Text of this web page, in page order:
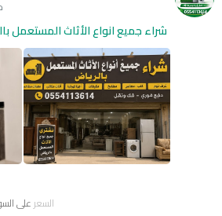
شراء جميع انواع الأثاث المستعمل
السعر على